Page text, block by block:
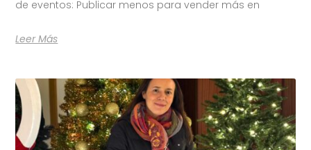
de eventos: Publicar menos para vender más en
Leer Más